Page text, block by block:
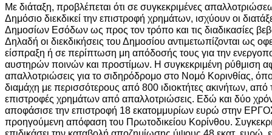
Με διάταξη, προβλέπεται ότι σε συγκεκριμένες
Δημόσιο διεκδικεί την επιστροφή χρημάτων, ισχύουν οι
Δημοσίων Εσόδων ως προς τον τρόπο και τις διαδικασίες
Δηλαδή οι διεκδικήσεις του Δημοσίου αντιμετωπίζονται ως
είσπραξη ή σε περίπτωση μη απόδοσής τους για την
αυστηρών ποινών και προστίμων. Η συγκεκριμένη ρύθμιση
απαλλοτριώσεις για το σιδηρόδρομο στο Νομό Κορινθίας,
διαμάχη με περισσότερους από 800 ιδιοκτήτες ακινήτων, από
επιστροφές χρημάτων από απαλλοτριώσεις. Εδώ και δύο
αποφάσισε την επιστροφή 18 εκατομμυρίων ευρώ στην
προηγούμενη απόφαση του Πρωτοδικείου Κορίνθου.